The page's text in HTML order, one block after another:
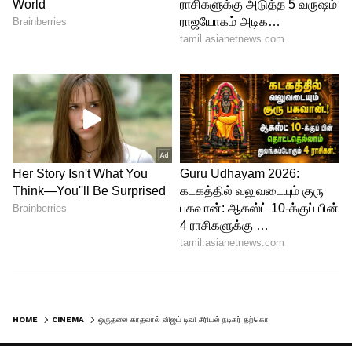
ஆரோக்கியமாக இருப்பதாகவும்,
தற்கொலை முயற்சி மேற்கொண்டதாக
என தன்னுடைய வீடியோவில்
கேட்டுக்கொண்டுள்ளார். இவரது இந்த
வீடியோக்கள் சமூக வலைதளத்தில்
வைரலாகி வருகிறது.
HOME CINEMA